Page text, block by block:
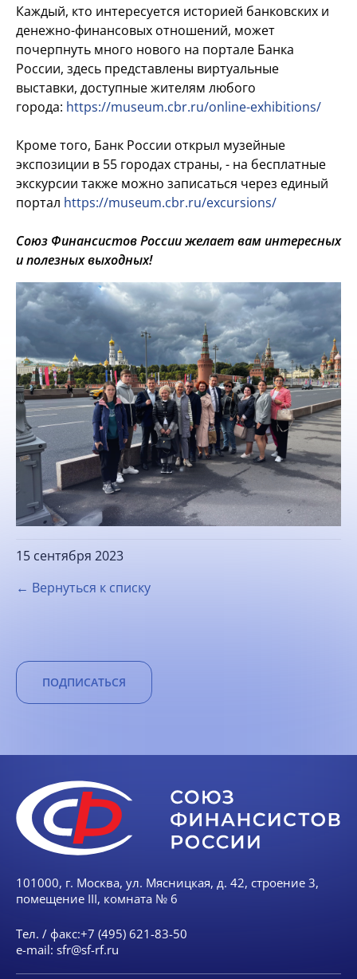
Каждый, кто интересуется историей банковских и
денежно-финансовых отношений, может
почерпнуть много нового на портале Банка
России, здесь представлены виртуальные
выставки, доступные жителям любого
города: https://museum.cbr.ru/online-exhibitions/
Кроме того, Банк России открыл музейные
экспозиции в 55 городах страны, - на бесплатные
экскурсии также можно записаться через единый
портал https://museum.cbr.ru/excursions/
Союз Финансистов России желает вам интересных
и полезных выходных!
15 сентября 2023
← Вернуться к списку
ПОДПИСАТЬСЯ
101000, г. Москва, ул. Мясницкая, д. 42, строение 3,
помещение III, комната № 6
Тел. / факс:+7 (495) 621-83-50
e-mail: sfr@sf-rf.ru